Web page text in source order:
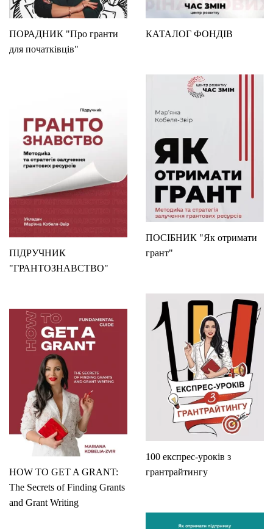
ПОРАДНИК "Про гранти
для початківців"
КАТАЛОГ ФОНДІВ
ПОСІБНИК "Як отримати
грант"
ПІДРУЧНИК
"ГРАНТОЗНАВСТВО"
100 експрес-уроків з
грантрайтингу
HOW TO GET A GRANT:
The Secrets of Finding Grants
and Grant Writing